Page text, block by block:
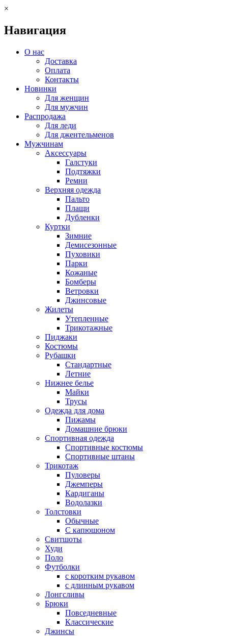
×
Навигация
О нас
Доставка
Оплата
Контакты
Новинки
Для женщин
Для мужчин
Распродажа
Для леди
Для джентельменов
Мужчинам
Аксессуары
Галстуки
Подтяжки
Ремни
Верхняя одежда
Пальто
Плащи
Дубленки
Куртки
Зимние
Демисезонные
Пуховики
Парки
Кожаные
Бомберы
Ветровки
Джинсовые
Жилеты
Утепленные
Трикотажные
Пиджаки
Костюмы
Рубашки
Стандартные
Летние
Нижнее белье
Майки
Трусы
Одежда для дома
Пижамы
Домашние брюки
Спортивная одежда
Спортивные костюмы
Спортивные штаны
Трикотаж
Пуловеры
Джемперы
Кардиганы
Водолазки
Толстовки
Обычные
С капюшоном
Свитшоты
Худи
Поло
Футболки
с коротким рукавом
с длинным рукавом
Лонгсливы
Брюки
Повседневные
Классические
Джинсы